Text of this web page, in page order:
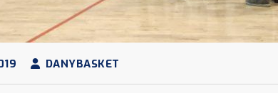
DANYBASKET